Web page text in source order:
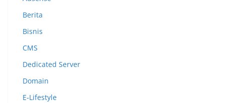
Berita
Bisnis
CMS
Dedicated Server
Domain
E-Lifestyle